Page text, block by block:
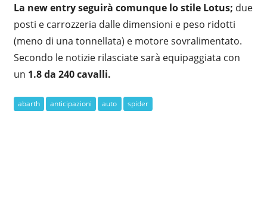
La new entry seguirà comunque lo stile Lotus; due
posti e carrozzeria dalle dimensioni e peso ridotti
(meno di una tonnellata) e motore sovralimentato.
Secondo le notizie rilasciate sarà equipaggiata con
un 1.8 da 240 cavalli.
abarth anticipazioni auto spider